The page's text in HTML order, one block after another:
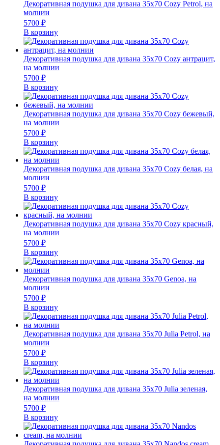
Декоративная подушка для дивана 35х70 Cozy Petrol, на
молнии
5700 ₽
В корзину
Декоративная подушка для дивана 35х70 Cozy антрацит,
на молнии
5700 ₽
В корзину
Декоративная подушка для дивана 35х70 Cozy бежевый,
на молнии
5700 ₽
В корзину
Декоративная подушка для дивана 35х70 Cozy белая, на
молнии
5700 ₽
В корзину
Декоративная подушка для дивана 35х70 Cozy красный,
на молнии
5700 ₽
В корзину
Декоративная подушка для дивана 35х70 Genoa, на
молнии
5700 ₽
В корзину
Декоративная подушка для дивана 35х70 Julia Petrol, на
молнии
5700 ₽
В корзину
Декоративная подушка для дивана 35х70 Julia зеленая,
на молнии
5700 ₽
В корзину